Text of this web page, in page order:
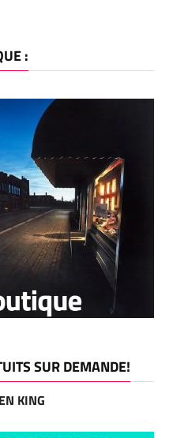
:
SUR DEMANDE!
KING